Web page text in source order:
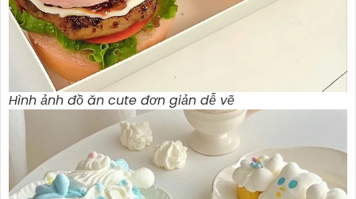
Hình ảnh đồ ăn cute đơn giản dễ vẽ